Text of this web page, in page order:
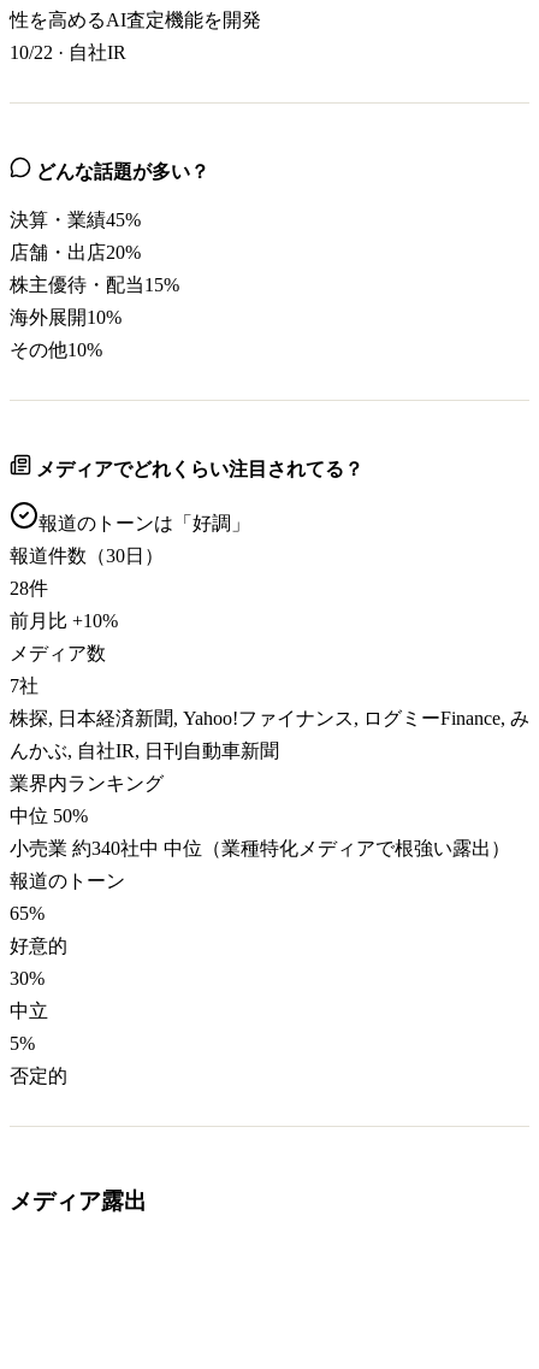
性を高めるAI査定機能を開発
10/22 · 自社IR
どんな話題が多い？
決算・業績45%
店舗・出店20%
株主優待・配当15%
海外展開10%
その他10%
メディアでどれくらい注目されてる？
報道のトーンは「 好調 」
報道件数（30日）
28件
前月比 +10%
メディア数
7社
株探, 日本経済新聞, Yahoo!ファイナンス, ログミーFinance, み
んかぶ, 自社IR, 日刊自動車新聞
業界内ランキング
中位 50%
小売業 約340社中 中位（業種特化メディアで根強い露出）
報道のトーン
65%
好意的
30%
中立
5%
否定的
メディア露出